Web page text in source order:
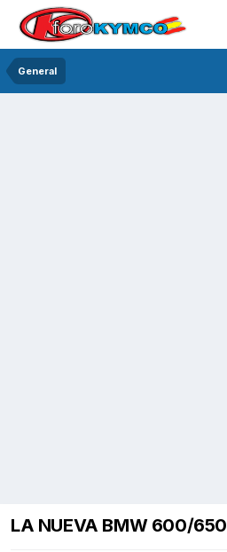
General
LA NUEVA BMW 600/650